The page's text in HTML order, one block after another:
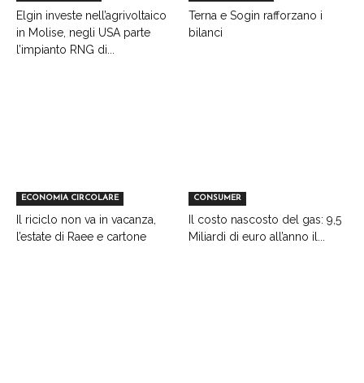
Elgin investe nell’agrivoltaico
in Molise, negli USA parte
l’impianto RNG di...
Terna e Sogin rafforzano i
bilanci
ECONOMIA CIRCOLARE
Il riciclo non va in vacanza,
l’estate di Raee e cartone
CONSUMER
Il costo nascosto del gas: 9,5
Miliardi di euro all’anno il...